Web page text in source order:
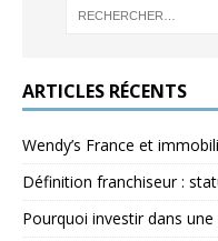
ARTICLES RÉCENTS
Wendy’s France et
Définition franchiseur :
Pourquoi investir dans